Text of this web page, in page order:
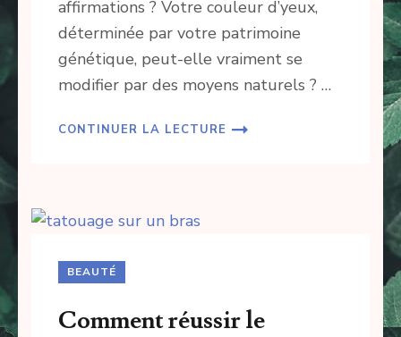
affirmations ? Votre couleur d’yeux,
déterminée par votre patrimoine
génétique, peut-elle vraiment se
modifier par des moyens naturels ? …
CONTINUER LA LECTURE
BEAUTÉ
Comment réussir le